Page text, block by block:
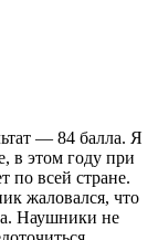
— 84 балла. Я
в этом году при
по всей стране.
жаловался, что
Наушники не